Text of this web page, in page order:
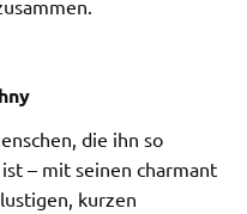
die ihn so
– mit seinen charmant
kurzen